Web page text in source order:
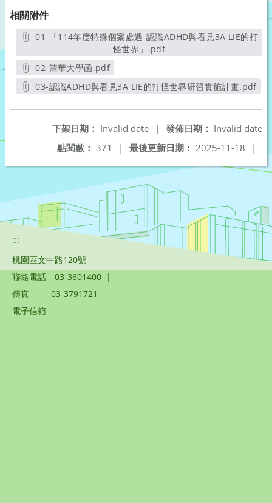
相關附件
01-「114年度特殊個案處遇-認識ADHD與看見3A LIE的打
怪世界」.pdf另開新視窗
02-清華大學函.pdf
另開新視窗
03-認識ADHD與看見3A LIE的打怪世界研習實施計畫.pdf
發佈日期： Invalid date
下架日期： Invalid date
|
最後更新日期： 2025-11-18 |
點閱數： 371 |
:::
桃園區文中路120號
聯絡電話
03-3601400 |
傳真
03-3791721
電子信箱